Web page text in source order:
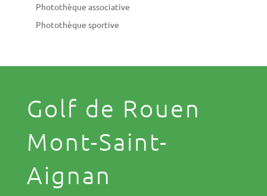
Photothèque associative
Photothèque sportive
Golf de Rouen
Mont-Saint-
Aignan